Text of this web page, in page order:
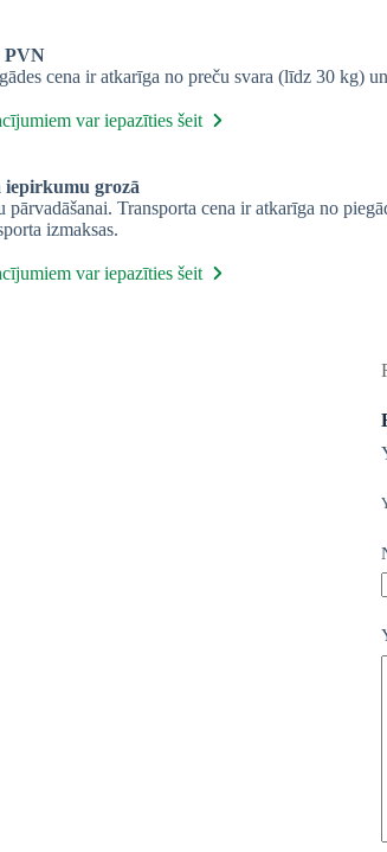
PVN
cena ir atkarīga no preču svara (līdz 30 kg)
var iepazīties šeit
iepirkumu grozā
pārvadāšanai. Transporta cena ir atkarīga no
izmaksas.
var iepazīties šeit